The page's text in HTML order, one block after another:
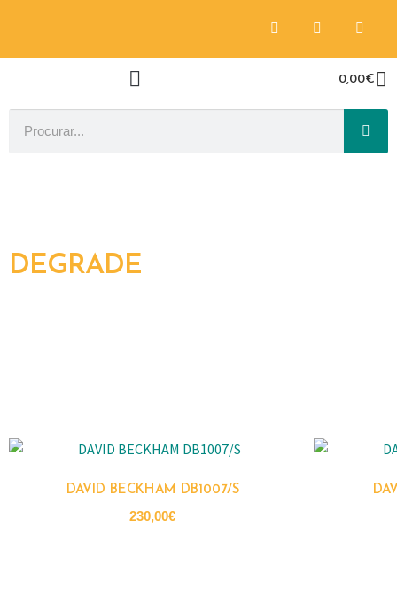
0,00€
DEGRADE
DAVID BECKHAM DB1007/S
230,00€